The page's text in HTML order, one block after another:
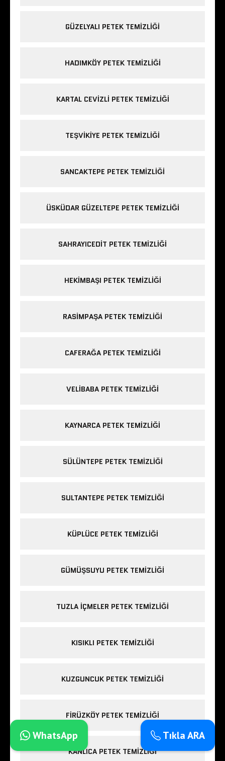
GÜZELYALI PETEK TEMIZLIĞI
HADIMKÖY PETEK TEMIZLIĞI
KARTAL CEVIZLI PETEK TEMIZLIĞI
TEŞVIKIYE PETEK TEMIZLIĞI
SANCAKTEPE PETEK TEMIZLIĞI
ÜSKÜDAR GÜZELTEPE PETEK TEMIZLIĞI
SAHRAYICEDIT PETEK TEMIZLIĞI
HEKIMBAŞI PETEK TEMIZLIĞI
RASIMPAŞA PETEK TEMIZLIĞI
CAFERAĞA PETEK TEMIZLIĞI
VELIBABA PETEK TEMIZLIĞI
KAYNARCA PETEK TEMIZLIĞI
SÜLÜNTEPE PETEK TEMIZLIĞI
SULTANTEPE PETEK TEMIZLIĞI
KÜPLÜCE PETEK TEMIZLIĞI
GÜMÜŞSUYU PETEK TEMIZLIĞI
TUZLA IÇMELER PETEK TEMIZLIĞI
KISIKLI PETEK TEMIZLIĞI
KUZGUNCUK PETEK TEMIZLIĞI
FIRÜZKÖY PETEK TEMIZLIĞI
KANLICA PETEK TEMIZLIĞI
Tıkla ARA
WhatsApp